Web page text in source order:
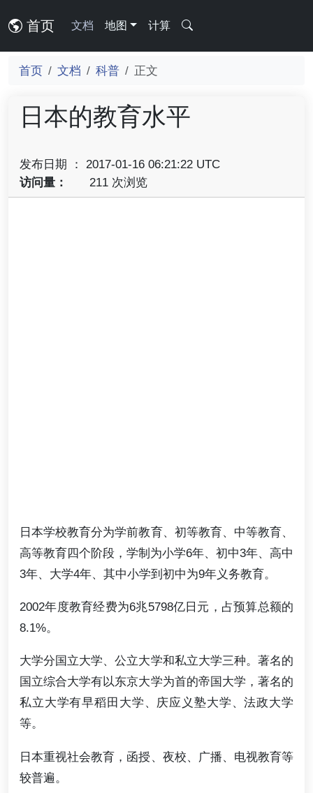
首页 文档 地图 计算
首页 文档 科普 正文
日本的教育水平
发布日期 ： 2017-01-16 06:21:22 UTC
访问量：
211 次浏览
日本学校教育分为学前教育、初等教育、中等教育、
高等教育四个阶段，学制为小学6年、初中3年、高中
3年、大学4年、其中小学到初中为9年义务教育。
2002年度教育经费为6兆5798亿日元，占预算总额的
8.1%。
大学分国立大学、公立大学和私立大学三种。著名的
国立综合大学有以东京大学为首的帝国大学，著名的
私立大学有早稻田大学、庆应义塾大学、法政大学
等。
日本重视社会教育，函授、夜校、广播、电视教育等
较普遍。